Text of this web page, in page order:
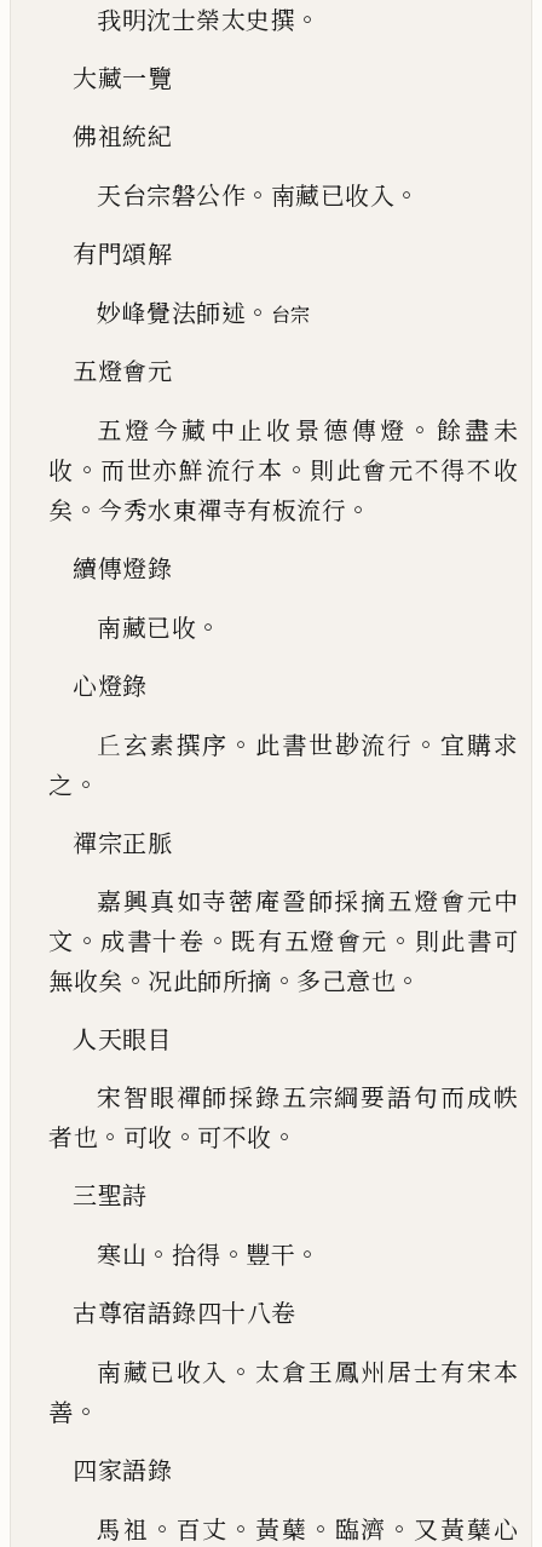
我明沈士榮太史撰 。
大藏一覽
佛祖統紀
天台宗磐公作 。 南藏已收入 。
有門頌解
妙峰覺法師述 。 台宗
五燈會元
五燈今藏中止收景德傳燈 。 餘盡未
收 。 而世亦鮮流行本 。 則此會元不得不收
矣 。 今秀水東禪寺有板流行 。
續傳燈錄
南藏已收 。
心燈錄
𠀉玄素撰序 。 此書世尠流行 。 宜購求
之 。
禪宗正脈
嘉興真如寺蔤庵巹師採摘五燈會元中
文 。 成書十卷 。 既有五燈會元 。 則此書可
無收矣 。 况此師所摘 。 多己意也 。
人天眼目
宋智眼禪師採錄五宗綱要語句而成帙
者也 。 可收 。 可不收 。
三聖詩
寒山 。 拾得 。 豐干 。
古尊宿語錄四十八卷
南藏已收入 。 太倉王鳳州居士有宋本
善 。
四家語錄
馬祖 。 百丈 。 黃蘖 。 臨濟 。 又黃蘖心